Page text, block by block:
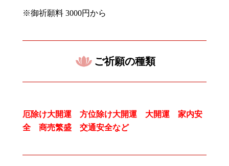
※御祈願料 3000円から
ご祈願の種類
厄除け大開運 方位除け大開運 大開運 家内安
全 商売繁盛 交通安全など